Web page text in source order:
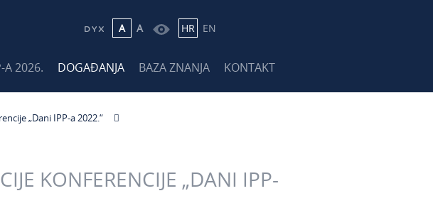
A A HR EN
A 2026. DOGAĐANJA BAZA ZNANJA KONTAKT
„Dani IPP-a 2022.“
KONFERENCIJE „DANI IPP-